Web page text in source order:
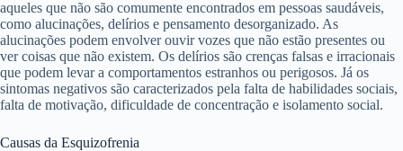
aqueles que não são comumente encontrados em pessoas saudáveis,
como alucinações, delírios e pensamento desorganizado. As
alucinações podem envolver ouvir vozes que não estão presentes ou
ver coisas que não existem. Os delírios são crenças falsas e irracionais
que podem levar a comportamentos estranhos ou perigosos. Já os
sintomas negativos são caracterizados pela falta de habilidades sociais,
falta de motivação, dificuldade de concentração e isolamento social.
Causas da Esquizofrenia